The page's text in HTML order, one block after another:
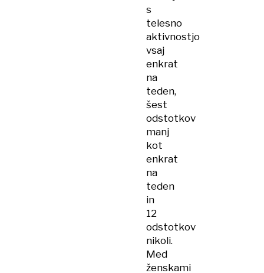
s
telesno
aktivnostjo
vsaj
enkrat
na
teden,
šest
odstotkov
manj
kot
enkrat
na
teden
in
12
odstotkov
nikoli.
Med
ženskami